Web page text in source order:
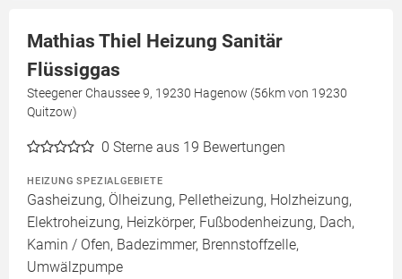
Mathias Thiel Heizung Sanitär
Flüssiggas
Steegener Chaussee 9, 19230 Hagenow (56km von 19230
Quitzow)
0 Sterne aus 19 Bewertungen
HEIZUNG SPEZIALGEBIETE
Gasheizung, Ölheizung, Pelletheizung, Holzheizung,
Elektroheizung, Heizkörper, Fußbodenheizung, Dach,
Kamin / Ofen, Badezimmer, Brennstoffzelle,
Umwälzpumpe